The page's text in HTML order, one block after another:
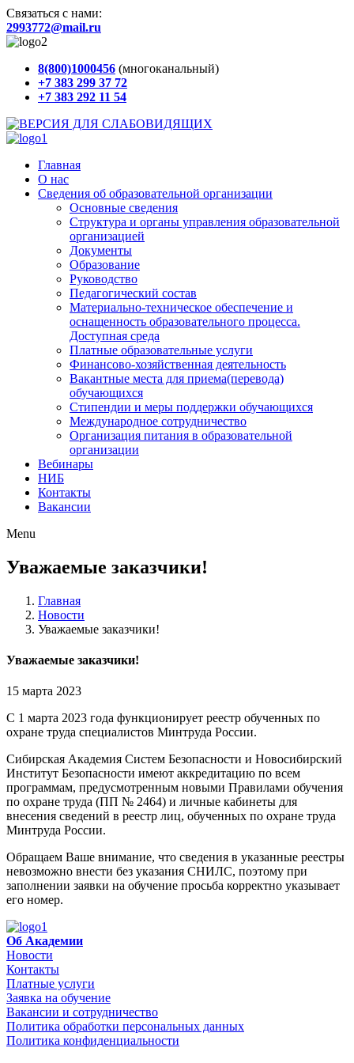
Cвязаться с нами:
2993772@mail.ru
8(800)1000456 (многоканальный)
+7 383 299 37 72
+7 383 292 11 54
Главная
О нас
Сведения об образовательной организации
Основные сведения
Структура и органы управления образовательной
организацией
Документы
Образование
Руководство
Педагогический состав
Материально-техническое обеспечение и
оснащенность образовательного процесса.
Доступная среда
Платные образовательные услуги
Финансово-хозяйственная деятельность
Вакантные места для приема(перевода)
обучающихся
Стипендии и меры поддержки обучающихся
Международное сотрудничество
Организация питания в образовательной
организации
Вебинары
НИБ
Контакты
Вакансии
Menu
Уважаемые заказчики!
Главная
Новости
Уважаемые заказчики!
Уважаемые заказчики!
15 марта 2023
С 1 марта 2023 года функционирует реестр обученных по
охране труда специалистов Минтруда России.
Сибирская Академия Систем Безопасности и Новосибирский
Институт Безопасности имеют аккредитацию по всем
программам, предусмотренным новыми Правилами обучения
по охране труда (ПП № 2464) и личные кабинеты для
внесения сведений в реестр лиц, обученных по охране труда
Минтруда России.
Обращаем Ваше внимание, что сведения в указанные реестры
невозможно внести без указания СНИЛС, поэтому при
заполнении заявки на обучение просьба корректно указывает
его номер.
Об Академии
Новости
Контакты
Платные услуги
Заявка на обучение
Вакансии и сотрудничество
Политика обработки персональных данных
Политика конфиденциальности